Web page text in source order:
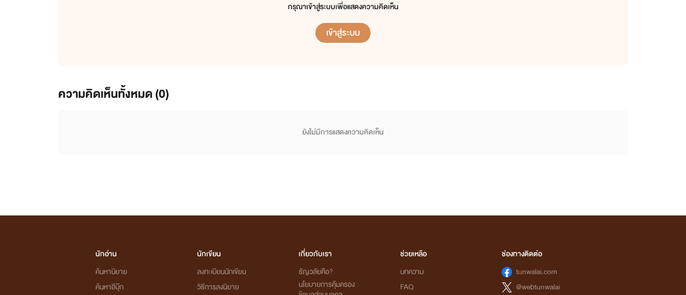
กรุณาเข้าสู่ระบบเพื่อแสดงความคิดเห็น
เข้าสู่ระบบ
ความคิดเห็นทั้งหมด (0)
ยังไม่มีการแสดงความคิดเห็น
นักอ่าน
ค้นหานิยาย
ค้นหาอีบุ๊ก
นักเขียน
ลงทะเบียนนักเขียน
วิธีการลงนิยาย
เกี่ยวกับเรา
ธัญวลัยคือ?
นโยบายการคุ้มครอง
ช่วยเหลือ
บทความ
FAQ
ช่องทางติดต่อ
tunwalai.com
@webtunwalai